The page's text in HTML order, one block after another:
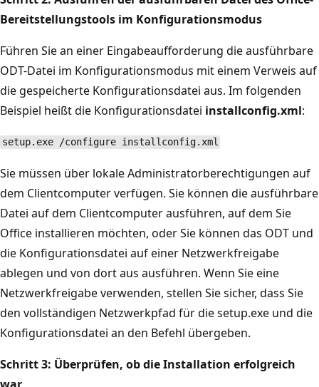
Bereitstellungstools im Konfigurationsmodus
Führen Sie an einer Eingabeaufforderung die ausführbare
ODT-Datei im Konfigurationsmodus mit einem Verweis auf
die gespeicherte Konfigurationsdatei aus. Im folgenden
Beispiel heißt die Konfigurationsdatei installconfig.xml:
setup.exe /configure installconfig.xml
Sie müssen über lokale Administratorberechtigungen auf
dem Clientcomputer verfügen. Sie können die ausführbare
Datei auf dem Clientcomputer ausführen, auf dem Sie
Office installieren möchten, oder Sie können das ODT und
die Konfigurationsdatei auf einer Netzwerkfreigabe
ablegen und von dort aus ausführen. Wenn Sie eine
Netzwerkfreigabe verwenden, stellen Sie sicher, dass Sie
den vollständigen Netzwerkpfad für die setup.exe und die
Konfigurationsdatei an den Befehl übergeben.
Schritt 3: Überprüfen, ob die Installation erfolgreich
war